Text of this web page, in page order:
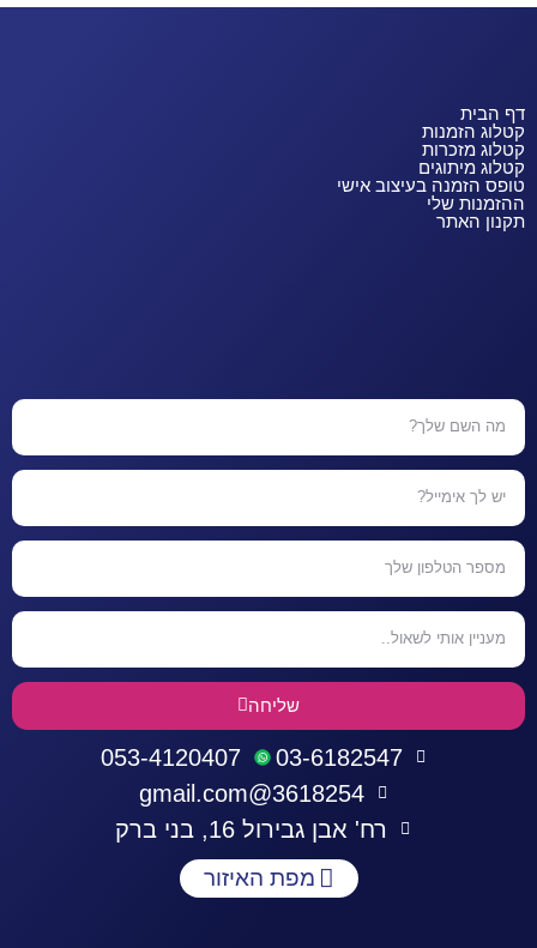
דף הבית
קטלוג הזמנות
קטלוג מזכרות
קטלוג מיתוגים
טופס הזמנה בעיצוב אישי
ההזמנות שלי
תקנון האתר
שליחה
03-6182547
053-4120407
3618254@gmail.com
רח' אבן גבירול 16, בני ברק
מפת האיזור